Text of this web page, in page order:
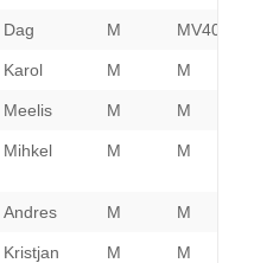
Dag M MV40
Karol M M
Meelis M M
Mihkel M M
Andres M M
Kristjan M M